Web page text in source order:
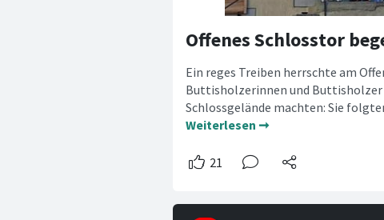
Offenes Schlosstor
Ein reges Treiben herrschte am
Buttisholzerinnen und Buttisholzer
Schlossgelände machten: Sie
Weiterlesen ➞